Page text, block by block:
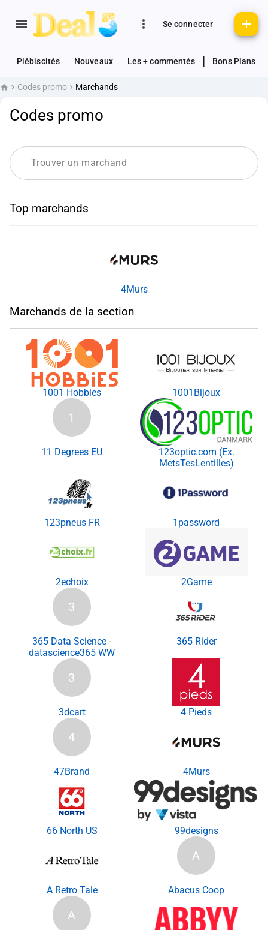
Se connecter
Plébiscités Nouveaux Les + commentés Bons Plans
AccueilCodes promo Marchands
Codes promo
Top marchands
4Murs
Marchands de la section
1001 Hobbies 1001Bijoux
1
11 Degrees EU
123optic.com (Ex.
MetsTesLentilles)
123pneus FR 1password
2echoix 2Game
3
365 Data Science -
datascience365 WW
365 Rider
3
3dcart 4 Pieds
4
47Brand 4Murs
66 North US 99designs
A Retro Tale
A
Abacus Coop
A